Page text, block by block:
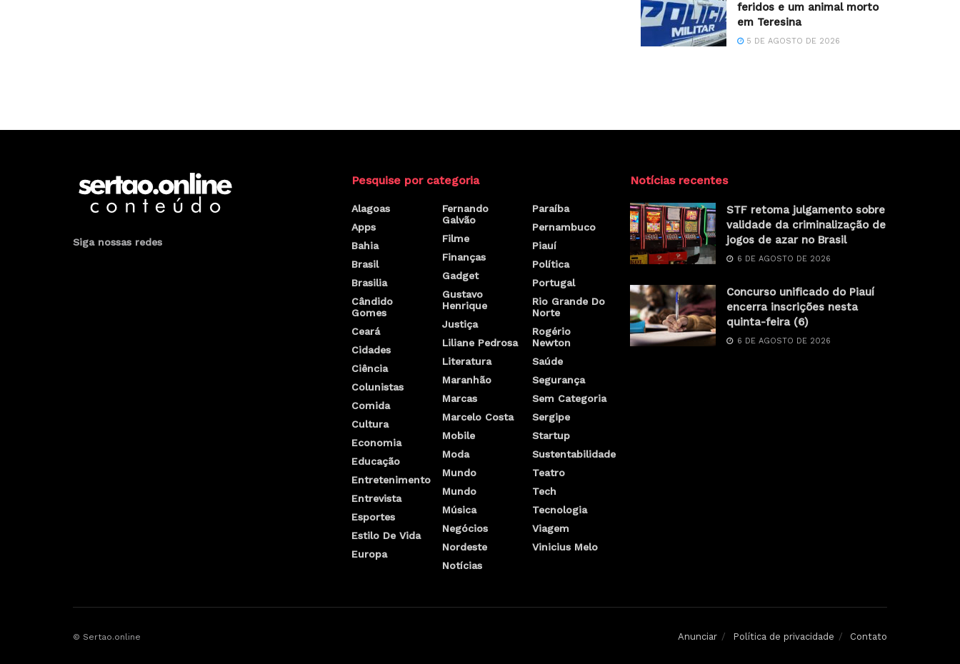
feridos e um animal morto
em Teresina
5 DE AGOSTO DE 2026
Siga nossas redes
Pesquise por categoria
Alagoas
Apps
Bahia
Brasil
Brasilia
Cândido
Gomes
Ceará
Cidades
Ciência
Colunistas
Comida
Cultura
Economia
Educação
Entretenimento
Entrevista
Esportes
Estilo De Vida
Europa
Fernando
Galvão
Filme
Finanças
Gadget
Gustavo
Henrique
Justiça
Liliane Pedrosa
Literatura
Maranhão
Marcas
Marcelo Costa
Mobile
Moda
Mundo
Mundo
Música
Negócios
Nordeste
Notícias
Paraíba
Pernambuco
Piauí
Política
Portugal
Rio Grande Do
Norte
Rogério
Newton
Saúde
Segurança
Sem Categoria
Sergipe
Startup
Sustentabilidade
Teatro
Tech
Tecnologia
Viagem
Vinicius Melo
Notícias recentes
STF retoma julgamento sobre
validade da criminalização de
jogos de azar no Brasil
6 DE AGOSTO DE 2026
Concurso unificado do Piauí
encerra inscrições nesta
quinta-feira (6)
6 DE AGOSTO DE 2026
Anunciar Política de privacidade Contato
© Sertao.online